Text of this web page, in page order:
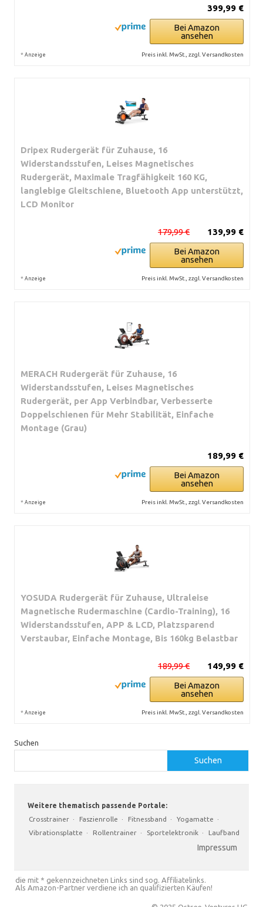
399,99 €
Bei Amazon
ansehen
* Anzeige Preis inkl. MwSt., zzgl. Versandkosten
Dripex Rudergerät für Zuhause, 16
Widerstandsstufen, Leises Magnetisches
Rudergerät, Maximale Tragfähigkeit 160 KG,
langlebige Gleitschiene, Bluetooth App unterstützt,
LCD Monitor
139,99 €
179,99 €
Bei Amazon
ansehen
* Anzeige Preis inkl. MwSt., zzgl. Versandkosten
MERACH Rudergerät für Zuhause, 16
Widerstandsstufen, Leises Magnetisches
Rudergerät, per App Verbindbar, Verbesserte
Doppelschienen für Mehr Stabilität, Einfache
Montage (Grau)
189,99 €
Bei Amazon
ansehen
* Anzeige Preis inkl. MwSt., zzgl. Versandkosten
YOSUDA Rudergerät für Zuhause, Ultraleise
Magnetische Rudermaschine (Cardio-Training), 16
Widerstandsstufen, APP & LCD, Platzsparend
Verstaubar, Einfache Montage, Bis 160kg Belastbar
149,99 €
189,99 €
Bei Amazon
ansehen
* Anzeige Preis inkl. MwSt., zzgl. Versandkosten
Suchen
Suchen
Weitere thematisch passende Portale:
Crosstrainer · Faszienrolle · Fitnessband · Yogamatte ·
Vibrationsplatte · Rollentrainer · Sportelektronik · Laufband
Impressum
die mit * gekennzeichneten Links sind sog. Affiliatelinks.
Als Amazon-Partner verdiene ich an qualifizierten Käufen!